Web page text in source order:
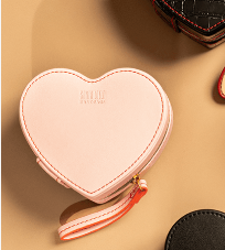
NEW IN
SAPATOS
BOLSAS
ACESSÓRIOS
MINI